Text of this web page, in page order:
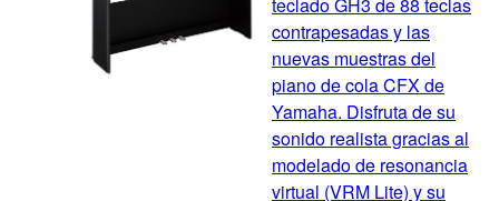
contrapesadas y las
nuevas muestras del
piano de cola CFX de
Yamaha. Disfruta de su
sonido realista gracias al
modelado de resonancia
virtual (VRM Lite) y su